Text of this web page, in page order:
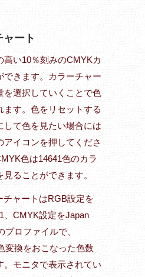
ート
高い10％刻みのCMYKカ
できます。カラーチャー
を選択していくことで色
ます。色をリセットする
して色を見たい場合には
アイコンを押してくださ
色は14641色のカラ
ることができます。
ャートはRGB設定を
、CMYK設定をJapan
プロファイルで、
変換をおこなった色数
。モニタで表示されてい